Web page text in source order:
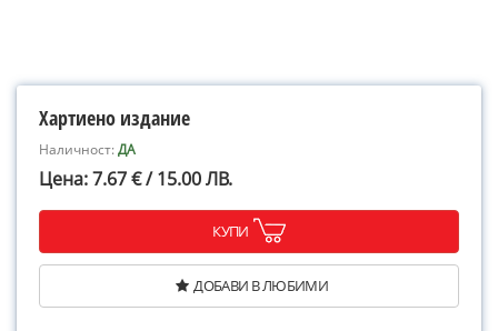
Хартиено издание
Наличност:ДА
Цена: 7.67 € / 15.00 ЛВ.
КУПИ
ДОБАВИ В ЛЮБИМИ